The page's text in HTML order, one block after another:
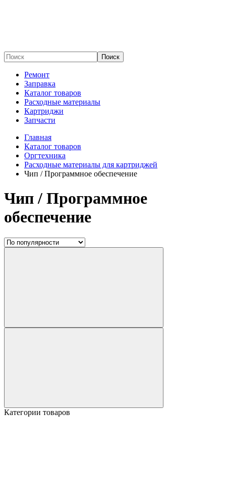
Поиск
Ремонт
Заправка
Каталог товаров
Расходные материалы
Картриджи
Запчасти
Главная
Каталог товаров
Оргтехника
Расходные материалы для картриджей
Чип / Программное обеспечение
Чип / Программное
обеспечение
Категории товаров